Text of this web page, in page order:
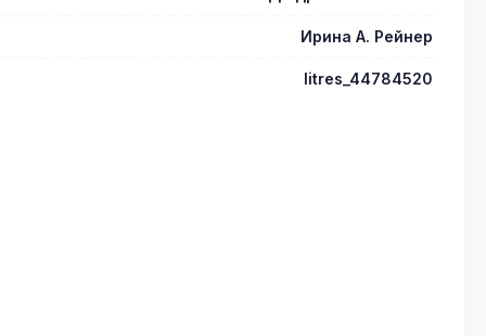
Ирина А. Рейнер
litres_44784520